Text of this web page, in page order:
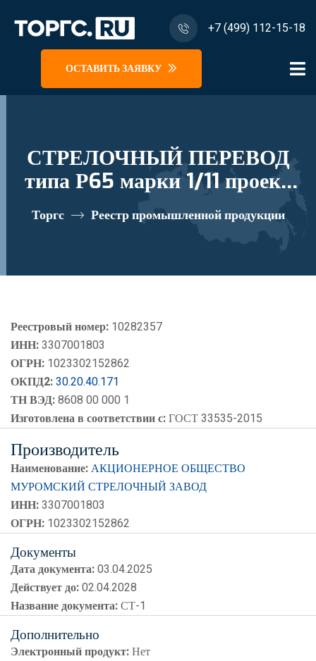
+7 (499) 112-15-18
ОСТАВИТЬ ЗАЯВКУ
СТРЕЛОЧНЫЙ ПЕРЕВОД
типа Р65 марки 1/11 проект
2925.00.000/-01 реестровый
номер 10282357
Торгс Реестр промышленной продукции
Реестровый номер: 10282357
ИНН:3307001803
ОГРН: 1023302152862
ОКПД2:30.20.40.171
ТН ВЭД:8608 00 000 1
Изготовлена в соответствии с:ГОСТ 33535-2015
Производитель
Наименование:АКЦИОНЕРНОЕ ОБЩЕСТВО
МУРОМСКИЙ СТРЕЛОЧНЫЙ ЗАВОД
ИНН:3307001803
ОГРН: 1023302152862
Документы
Дата документа:03.04.2025
Действует до:02.04.2028
Название документа:СТ-1
Дополнительно
Электронный продукт:Нет